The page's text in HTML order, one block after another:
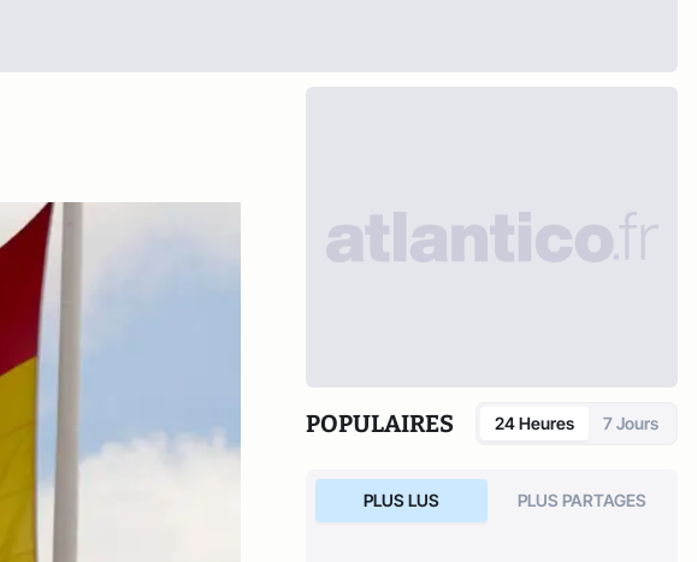
POPULAIRES 24 Heures 7 Jours
PLUS LUS PLUS PARTAGES